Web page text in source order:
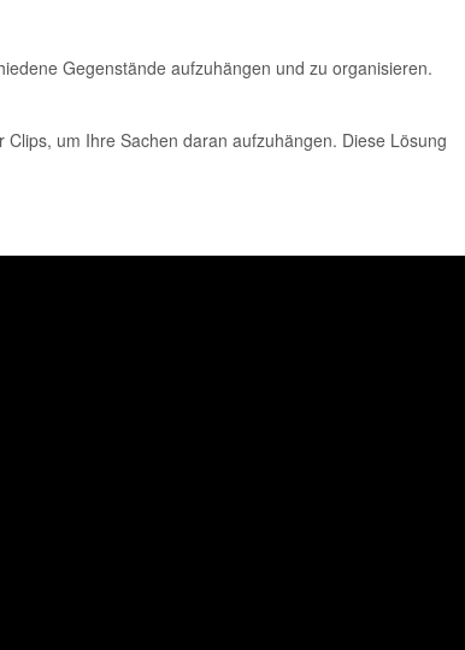
Gegenstände aufzuhängen und zu organisieren.
um Ihre Sachen daran aufzuhängen. Diese Lösung